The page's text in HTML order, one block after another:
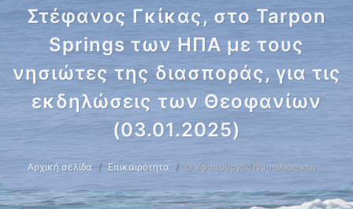
Στέφανος Γκίκας, στο Tarpon
Springs των ΗΠΑ με τους
νησιώτες της διασποράς, για τις
εκδηλώσεις των Θεοφανίων
(03.01.2025)
Αρχική σελίδα Επικαιρότητα Ο Υφυπουργός Ναυτιλίας και …